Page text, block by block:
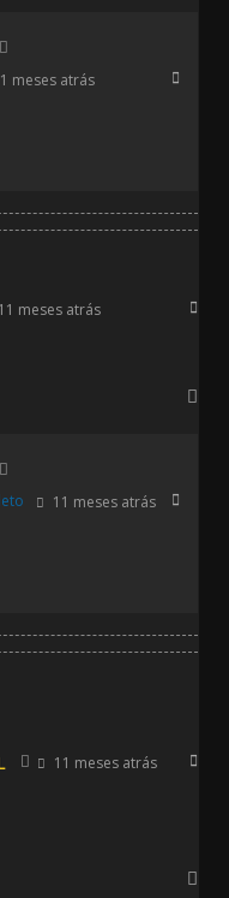
meses atrás
11 meses atrás
11 meses atrás
11 meses atrás